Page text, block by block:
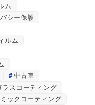
ム
シー保護
ルム
中古車
ラスコーティング
ックコーティング